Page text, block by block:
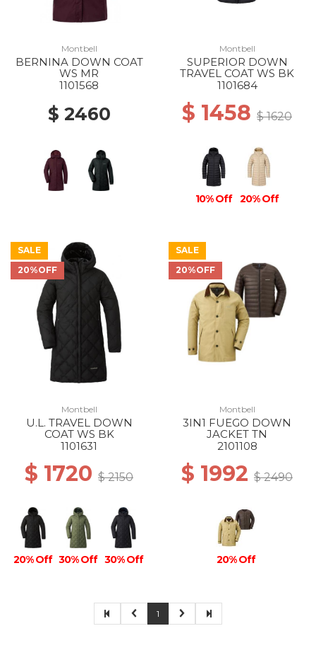
Montbell
BERNINA DOWN COAT
WS MR
1101568
$ 2460
Montbell
SUPERIOR DOWN
TRAVEL COAT WS BK
1101684
$ 1458 $ 1620
10% Off 20% Off
SALE
20%OFF
Montbell
U.L. TRAVEL DOWN
COAT WS BK
1101631
$ 1720 $ 2150
20% Off 30% Off 30% Off
SALE
20%OFF
Montbell
3IN1 FUEGO DOWN
JACKET TN
2101108
$ 1992 $ 2490
20% Off
1